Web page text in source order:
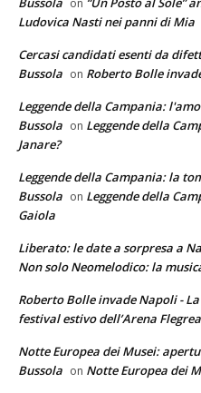
Ludovica Nasti nei panni di Mia
Cercasi candidati esenti da
Bussola on Roberto Bolle
Leggende della Campania:
Bussola on Leggende della
Janare?
Leggende della Campania: la
Bussola on Leggende della
Gaiola
Liberato: le date a sorpresa a
Non solo Neomelodico: la
Roberto Bolle invade Napoli -
festival estivo dell’Arena Flegrea
Notte Europea dei Musei:
Bussola on Notte Europea dei